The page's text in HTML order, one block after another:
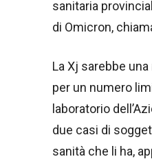
sanitaria
di Omicron,
La Xj sarebbe
per un numero
laboratorio
due casi di
sanità che li ha,